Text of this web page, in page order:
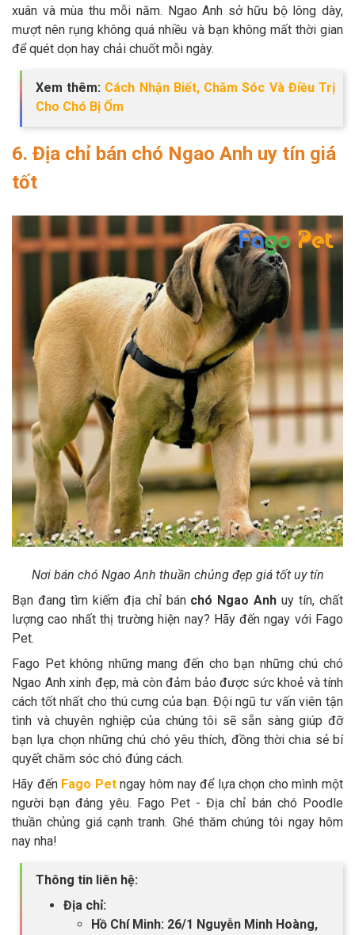
xuân và mùa thu mỗi năm. Ngao Anh sở hữu bộ lông dày,
mượt nên rụng không quá nhiều và bạn không mất thời gian
để quét dọn hay chải chuốt mỗi ngày.
Xem thêm: Cách Nhận Biết, Chăm Sóc Và Điều Trị
Cho Chó Bị Ốm
6. Địa chỉ bán chó Ngao Anh uy tín giá
tốt
Nơi bán chó Ngao Anh thuần chủng đẹp giá tốt uy tín
Bạn đang tìm kiếm địa chỉ bán chó Ngao Anh uy tín, chất
lượng cao nhất thị trường hiện nay? Hãy đến ngay với Fago
Pet.
Fago Pet không những mang đến cho bạn những chú chó
Ngao Anh xinh đẹp, mà còn đảm bảo được sức khoẻ và tính
cách tốt nhất cho thú cưng của bạn. Đội ngũ tư vấn viên tận
tình và chuyên nghiệp của chúng tôi sẽ sẵn sàng giúp đỡ
bạn lựa chọn những chú chó yêu thích, đồng thời chia sẻ bí
quyết chăm sóc chó đúng cách.
Hãy đến Fago Petngay hôm nay để lựa chọn cho mình một
người bạn đáng yêu. Fago Pet - Địa chỉ bán chó Poodle
thuần chủng giá cạnh tranh. Ghé thăm chúng tôi ngay hôm
nay nha!
Thông tin liên hệ:
Địa chỉ:
Hồ Chí Minh: 26/1 Nguyễn Minh Hoàng,